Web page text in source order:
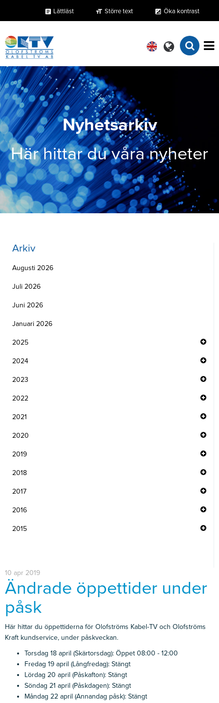
article Lättläst format_size Större text exposure Öka kontrast
Nyhetsarkiv
Här hittar du våra nyheter
Arkiv
Augusti 2026
Juli 2026
Juni 2026
Januari 2026
2025
2024
2023
2022
2021
2020
2019
2018
2017
2016
2015
10 apr 2019
Ändrade öppettider under
påsk
Här hittar du öppettiderna för Olofströms Kabel-TV och Olofströms
Kraft kundservice, under påskveckan.
Torsdag 18 april (Skärtorsdag): Öppet 08:00 - 12:00
Fredag 19 april (Långfredag): Stängt
Lördag 20 april (Påskafton): Stängt
Söndag 21 april (Påskdagen): Stängt
Måndag 22 april (Annandag påsk): Stängt